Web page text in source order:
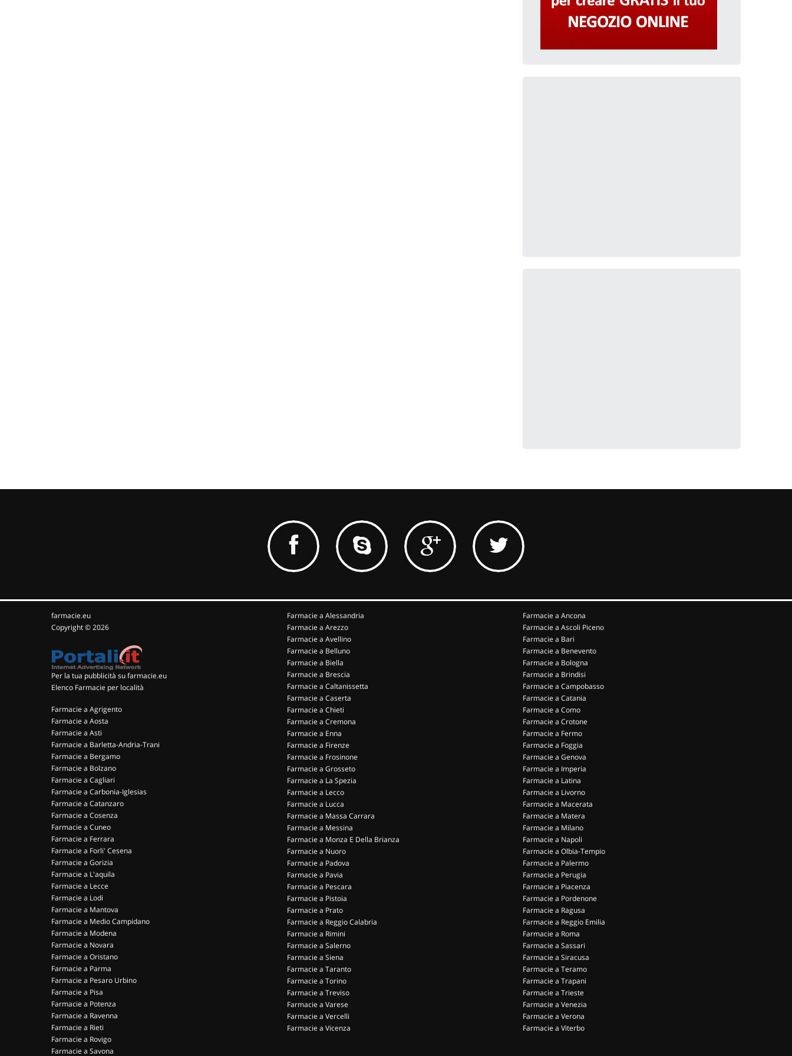
farmacie.eu
Copyright © 2026
Per la tua pubblicità su farmacie.eu
Elenco Farmacie per località
Farmacie a Agrigento
Farmacie a Aosta
Farmacie a Asti
Farmacie a Barletta-Andria-Trani
Farmacie a Bergamo
Farmacie a Bolzano
Farmacie a Cagliari
Farmacie a Carbonia-Iglesias
Farmacie a Catanzaro
Farmacie a Cosenza
Farmacie a Cuneo
Farmacie a Ferrara
Farmacie a Forli' Cesena
Farmacie a Gorizia
Farmacie a L'aquila
Farmacie a Lecce
Farmacie a Lodi
Farmacie a Mantova
Farmacie a Medio Campidano
Farmacie a Modena
Farmacie a Novara
Farmacie a Oristano
Farmacie a Parma
Farmacie a Pesaro Urbino
Farmacie a Pisa
Farmacie a Potenza
Farmacie a Ravenna
Farmacie a Rieti
Farmacie a Rovigo
Farmacie a Savona
Farmacie a Alessandria
Farmacie a Arezzo
Farmacie a Avellino
Farmacie a Belluno
Farmacie a Biella
Farmacie a Brescia
Farmacie a Caltanissetta
Farmacie a Caserta
Farmacie a Chieti
Farmacie a Cremona
Farmacie a Enna
Farmacie a Firenze
Farmacie a Frosinone
Farmacie a Grosseto
Farmacie a La Spezia
Farmacie a Lecco
Farmacie a Lucca
Farmacie a Massa Carrara
Farmacie a Messina
Farmacie a Monza E Della Brianza
Farmacie a Nuoro
Farmacie a Padova
Farmacie a Pavia
Farmacie a Pescara
Farmacie a Pistoia
Farmacie a Prato
Farmacie a Reggio Calabria
Farmacie a Rimini
Farmacie a Salerno
Farmacie a Siena
Farmacie a Taranto
Farmacie a Torino
Farmacie a Treviso
Farmacie a Varese
Farmacie a Vercelli
Farmacie a Vicenza
Farmacie a Ancona
Farmacie a Ascoli Piceno
Farmacie a Bari
Farmacie a Benevento
Farmacie a Bologna
Farmacie a Brindisi
Farmacie a Campobasso
Farmacie a Catania
Farmacie a Como
Farmacie a Crotone
Farmacie a Fermo
Farmacie a Foggia
Farmacie a Genova
Farmacie a Imperia
Farmacie a Latina
Farmacie a Livorno
Farmacie a Macerata
Farmacie a Matera
Farmacie a Milano
Farmacie a Napoli
Farmacie a Olbia-Tempio
Farmacie a Palermo
Farmacie a Perugia
Farmacie a Piacenza
Farmacie a Pordenone
Farmacie a Ragusa
Farmacie a Reggio Emilia
Farmacie a Roma
Farmacie a Sassari
Farmacie a Siracusa
Farmacie a Teramo
Farmacie a Trapani
Farmacie a Trieste
Farmacie a Venezia
Farmacie a Verona
Farmacie a Viterbo